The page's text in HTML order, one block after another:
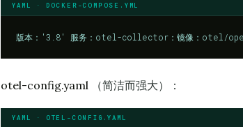
YAML · DOCKER-COMPOSE.YML
版本：'3.8' 服务：otel-collector：镜像：otel/
otel-config.yaml （简洁而强大）：
YAML · OTEL-CONFIG.YAML